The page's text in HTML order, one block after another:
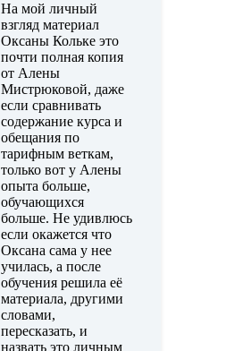
На мой личный
взгляд материал
Оксаны Кольке это
почти полная копия
от Алены
Мистрюковой, даже
если сравнивать
содержание курса и
обещания по
тарифным веткам,
только вот у Алены
опыта больше,
обучающихся
больше. Не удивлюсь
если окажется что
Оксана сама у нее
училась, а после
обучения решила её
материала, другими
словами,
пересказать, и
назвать это личным